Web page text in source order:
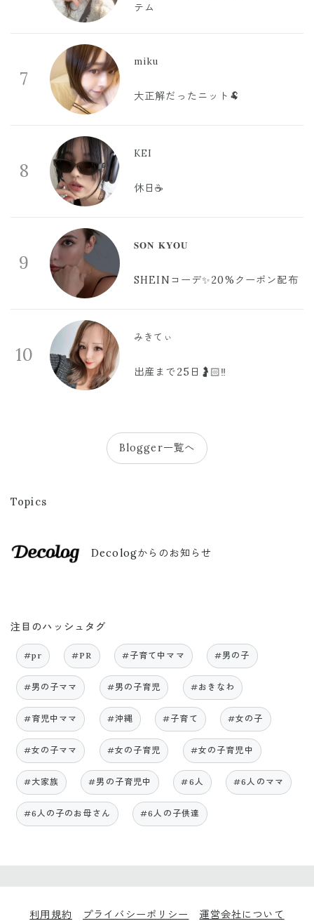
テム
7
miku
大正解だったニット🐏
8
KEI
休日☕️
9
𝐒𝐎𝐍 𝐊𝐘𝐎𝐔
SHEINコーデ✨20%クーポン配布
10
みきてぃ
出産まで25日🤰🏻‼️
Blogger一覧へ
Topics
Decologからのお知らせ
注目のハッシュタグ
#pr #PR #子育て中ママ #男の子
#男の子ママ #男の子育児 #おきなわ
#育児中ママ #沖縄 #子育て #女の子
#女の子ママ #女の子育児 #女の子育児中
#大家族 #男の子育児中 #6人 #6人のママ
#6人の子のお母さん #6人の子供達
利用規約 プライバシーポリシー 運営会社について